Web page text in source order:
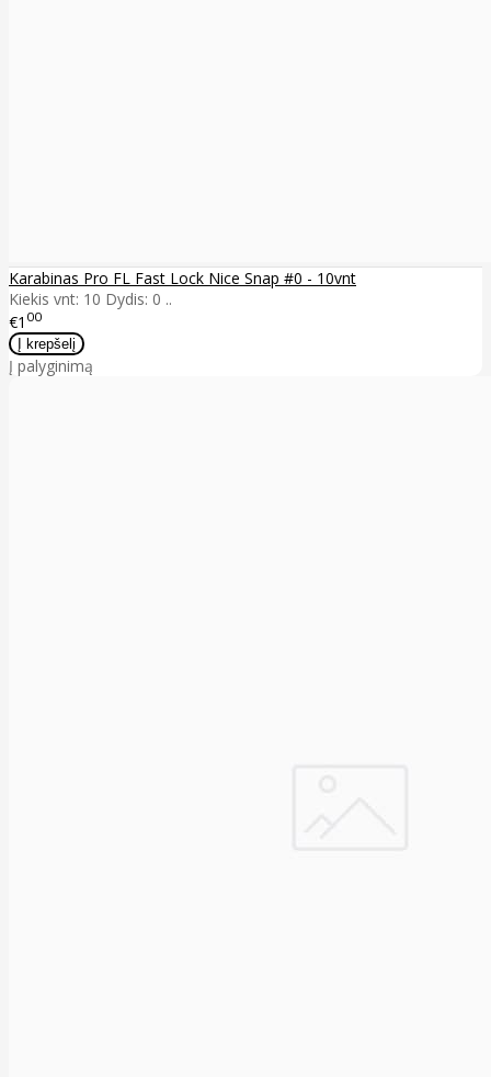
Karabinas Pro FL Fast Lock Nice Snap #0 - 10vnt
Kiekis vnt: 10 Dydis: 0 ..
€1 00
Į palyginimą